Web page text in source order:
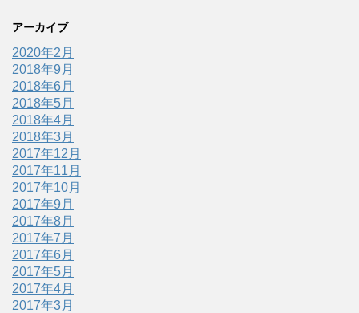
アーカイブ
2020年2月
2018年9月
2018年6月
2018年5月
2018年4月
2018年3月
2017年12月
2017年11月
2017年10月
2017年9月
2017年8月
2017年7月
2017年6月
2017年5月
2017年4月
2017年3月